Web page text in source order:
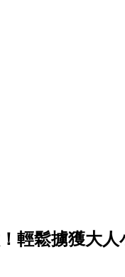
輕鬆擄獲大人